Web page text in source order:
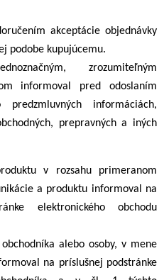
akceptácie objednávky
podobe kupujúcemu.
zrozumiteľným
informoval pred odoslaním
informáciách,
prepravných a iných
v rozsahu primeranom
a produktu informoval na
elektronického obchodu
alebo osoby, v mene
na príslušnej podstránke